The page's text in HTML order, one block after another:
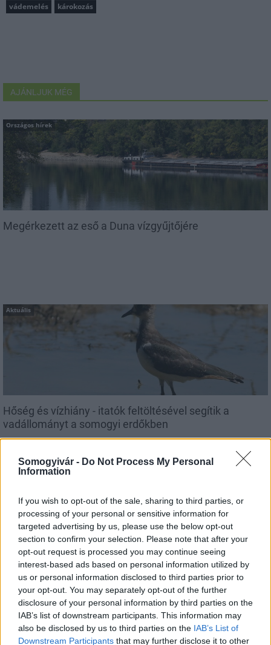
Somogyivár - Do Not Process My Personal
Information
If you wish to opt-out of the sale, sharing to third parties, or
processing of your personal or sensitive information for
targeted advertising by us, please use the below opt-out
section to confirm your selection. Please note that after your
opt-out request is processed you may continue seeing
interest-based ads based on personal information utilized by
us or personal information disclosed to third parties prior to
your opt-out. You may separately opt-out of the further
disclosure of your personal information by third parties on the
IAB’s list of downstream participants. This information may
also be disclosed by us to third parties on the IAB’s List of
Downstream Participants that may further disclose it to other
vádemelés
károkozás
AJÁNLJUK MÉG
Országos hírek
Megérkezett az eső a Duna vízgyűjtőjére
Aktuális
Hőség és vízhiány - itatók feltöltésével segítik a
vadállományt a somogyi erdőkben
Amire többmillióan vártunk: szombattól másodfokúra
csökken a riasztás